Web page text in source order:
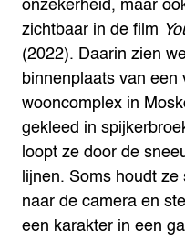
zichtbaar in de film
(2022). Daarin zien
binnenplaats van
wooncomplex in
gekleed in
loopt ze door de
lijnen. Soms houdt
naar de camera en
een karakter in een